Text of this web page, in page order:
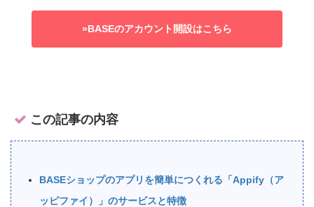
»BASEのアカウント開設はこちら
この記事の内容
BASEショップのアプリを簡単につくれる「Appify（ア
ッピファイ）」のサービスと特徴